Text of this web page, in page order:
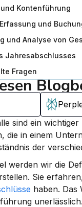
Kontenführung
und
und Analyse von
Jahresabschlusses
Fragen
sind ein
die in einem
der
werden wir die
Sie
haben. Das
unerlässlich.